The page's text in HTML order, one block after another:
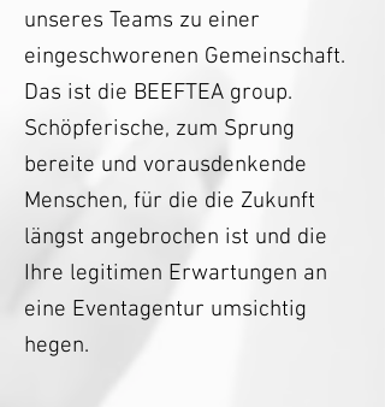
unseres Teams zu einer
eingeschworenen Gemeinschaft.
Das ist die BEEFTEA group.
Schöpferische, zum Sprung
bereite und vorausdenkende
Menschen, für die die Zukunft
längst angebrochen ist und die
Ihre legitimen Erwartungen an
eine Eventagentur umsichtig
hegen.